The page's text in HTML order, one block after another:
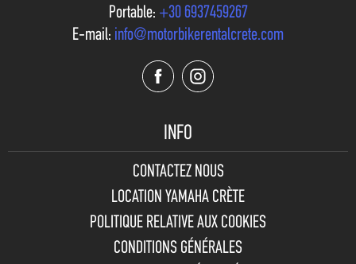
Portable: +30 6937459267
E-mail: info@motorbikerentalcrete.com
INFO
CONTACTEZ NOUS
LOCATION YAMAHA CRÈTE
POLITIQUE RELATIVE AUX COOKIES
CONDITIONS GÉNÉRALES